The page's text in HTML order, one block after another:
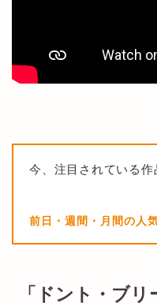
今、注目されている作
前日・週間・月間の人
「ドント・ブ